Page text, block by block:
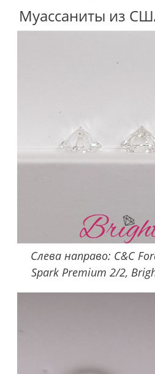
Муассаниты из
Слева направо: C&C
Spark Premium 2/2,